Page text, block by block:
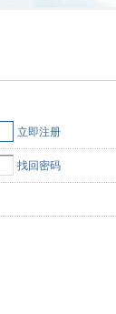
立即注册
找回密码